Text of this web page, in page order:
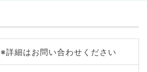
※詳細はお問い合わせください